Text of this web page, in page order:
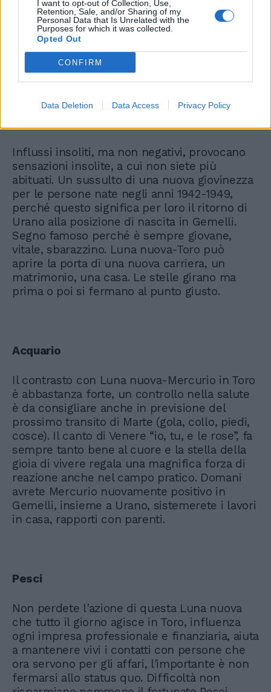
I want to opt-out of Collection, Use,
Retention, Sale, and/or Sharing of my
Personal Data that Is Unrelated with the
Purposes for which it was collected.
Opted Out
CONFIRM
Data Deletion Data Access Privacy Policy
un bancario, un imprenditore d'assalto, un
politico astuto che usa ogni mezzo per
sconfiggere gli avversari. Se volete flirtare
con qualcuno, Marte ci sta. Prendete il vostro
matrimonio con umorismo.
Influssi insoliti, ma non negativi, provocano
sensazioni insolite, a cui non siete più
abituati. Un sussulto di una nuova giovinezza
per le persone nate negli anni 1942-1949,
perché questo significa per loro il ritorno di
Urano alla posizione di nascita in Gemelli.
Segno famoso perché è sempre giovane,
vitale, sbarazzino. Luna nuova-Toro può
aprire la porta di una nuova carriera, un
matrimonio, una casa. Le stelle girano ma
prima o poi si fermano al punto giusto.
Acquario
Il contrasto con Luna nuova-Mercurio in Toro
è abbastanza forte, un controllo nella salute
è da consigliare anche in previsione del
prossimo transito di Marte (gola, collo, piedi,
cosce). Il canto di Venere “io, tu, e le rose”, fa
sempre tanto bene al cuore e la stella della
gioia di vivere regala una magnifica forza di
reazione anche nel campo pratico. Domani
avrete Mercurio nuovamente positivo in
Gemelli, insieme a Urano, sistemerete i lavori
in casa, rapporti con parenti.
Pesci
Non perdete l'azione di questa Luna nuova
che tutto il giorno agisce in Toro, influenza
ogni impresa professionale e finanziaria, aiuta
a mantenere vivi i contatti con persone che
ora servono per gli affari, l'importante è non
fermarsi allo status quo. Difficoltà non